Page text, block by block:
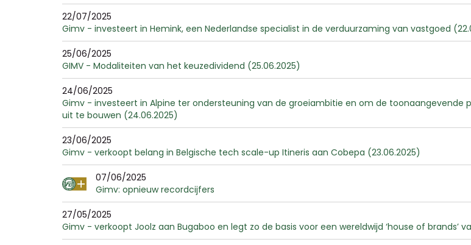
22/07/2025
Gimv - investeert in Hemink, een Nederlandse specialist in de verduurzaming van vastgoed
25/06/2025
GIMV - Modaliteiten van het keuzedividend (25.06.2025)
24/06/2025
Gimv - investeert in Alpine ter ondersteuning van de groeiambitie en om de
uit te bouwen (24.06.2025)
23/06/2025
Gimv - verkoopt belang in Belgische tech scale-up Itineris aan Cobepa (23.06.2025)
07/06/2025
Gimv: opnieuw recordcijfers
27/05/2025
Gimv - verkoopt Joolz aan Bugaboo en legt zo de basis voor een wereldwijd ‘house of brands’